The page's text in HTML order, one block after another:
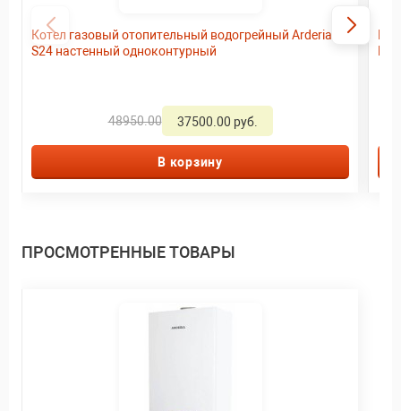
Котел газовый отопительный водогрейный Arderia
S24 настенный одноконтурный
48950.00 37500.00 руб.
В корзину
ПРОСМОТРЕННЫЕ ТОВАРЫ